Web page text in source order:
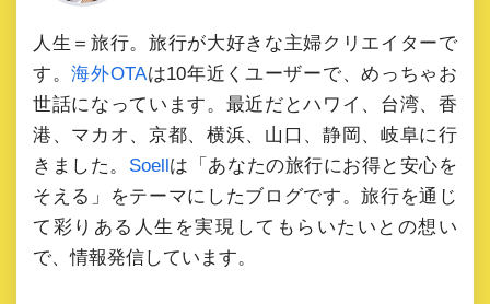
人生＝旅行。旅行が大好きな主婦クリエイターで
す。海外OTAは10年近くユーザーで、めっちゃお
世話になっています。最近だとハワイ、台湾、香
港、マカオ、京都、横浜、山口、静岡、岐阜に行
きました。 Soell は「あなたの旅行にお得と安心を
そえる」をテーマにしたブログです。旅行を通じ
て彩りある人生を実現してもらいたいとの想い
で、情報発信しています。